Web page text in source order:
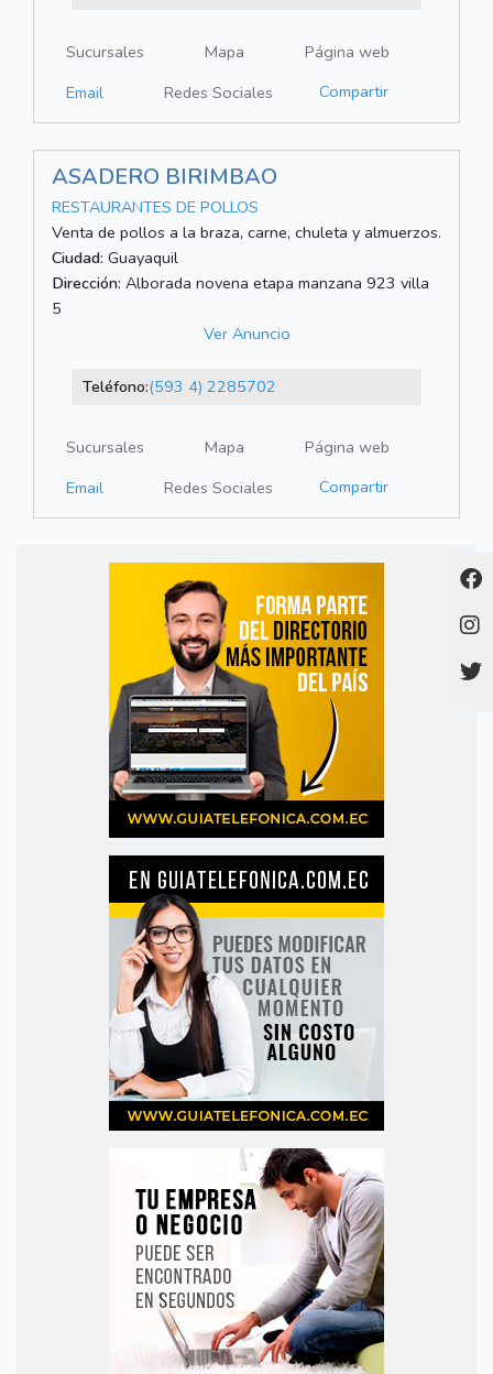
Sucursales Mapa
Página web
Email
Redes Sociales Compartir
ASADERO BIRIMBAO
RESTAURANTES DE POLLOS
Venta de pollos a la braza, carne, chuleta y almuerzos.
Ciudad: Guayaquil
Dirección: Alborada novena etapa manzana 923 villa
5
Ver Anuncio
Teléfono:(593 4) 2285702
Sucursales Mapa
Página web
Email
Redes Sociales Compartir